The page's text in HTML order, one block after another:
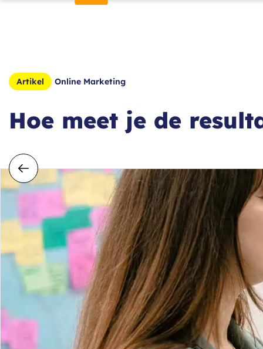
Artikel Online Marketing
Hoe meet je de